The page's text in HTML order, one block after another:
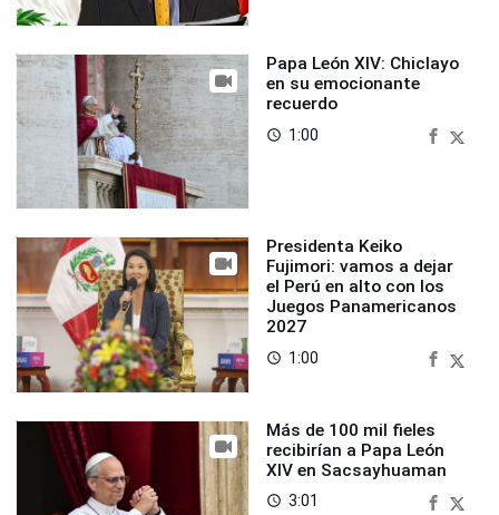
Papa León XIV: Chiclayo
en su emocionante
recuerdo
access_time 1:00
Presidenta Keiko
Fujimori: vamos a dejar
el Perú en alto con los
Juegos Panamericanos
2027
access_time 1:00
Más de 100 mil fieles
recibirían a Papa León
XIV en Sacsayhuaman
access_time 3:01